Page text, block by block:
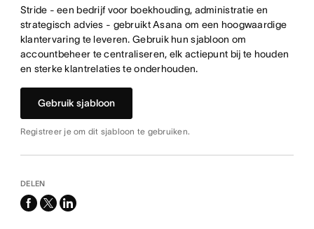
Stride - een bedrijf voor boekhouding, administratie en
strategisch advies - gebruikt Asana om een hoogwaardige
klantervaring te leveren. Gebruik hun sjabloon om
accountbeheer te centraliseren, elk actiepunt bij te houden
en sterke klantrelaties te onderhouden.
Gebruik sjabloon
Registreer je om dit sjabloon te gebruiken.
DELEN
facebook
x-
linkedin